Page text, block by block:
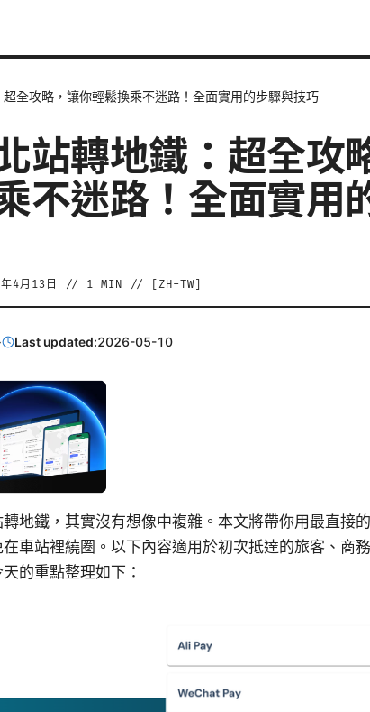
全攻略，讓你輕鬆換乘不迷路！全面實用的步驟與技巧
站轉地鐵：超全攻
不迷路！全面實用
4月13日 // 1 MIN // [ ZH-TW
· Last updated:2026-05-10
地鐵，其實沒有想像中複雜。本文將帶你用最直接
車站裡繞圈。以下內容適用於初次抵達的旅客、商
的重點整理如下：